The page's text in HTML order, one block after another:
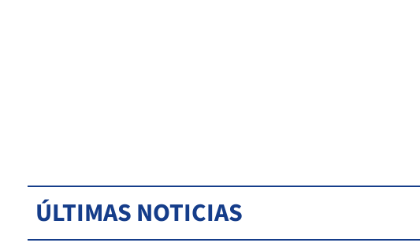
ÚLTIMAS NOTICIAS